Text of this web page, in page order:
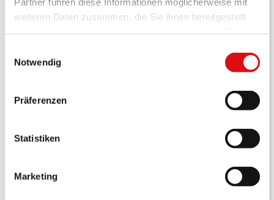
weiteren Daten zusammen, die Sie ihnen bereitgestellt
Notwendig
Präferenzen
Statistiken
Marketing